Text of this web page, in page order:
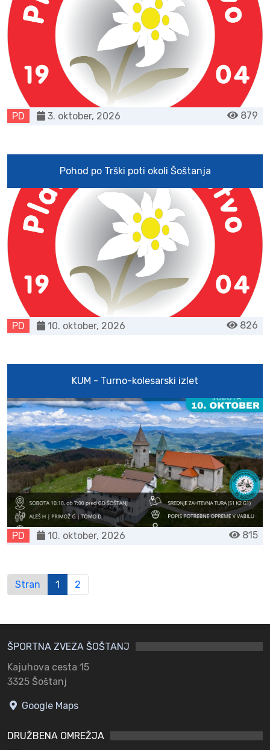
PD 879
3. oktober, 2026
Pohod po Trški poti okoli Šoštanja
PD 826
10. oktober, 2026
KUM - Turno-kolesarski izlet
PD 815
10. oktober, 2026
Stran 1 2
ŠPORTNA ZVEZA ŠOŠTANJ
Kajuhova cesta 15
3325 Šoštanj
Google Maps
DRUŽBENA OMREŽJA